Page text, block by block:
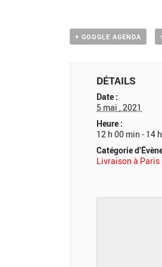
+ GOOGLE AGENDA
DÉTAILS
Date :
5 mai , 2021
Heure :
12 h 00 min - 14
Catégorie
Livraison à Paris